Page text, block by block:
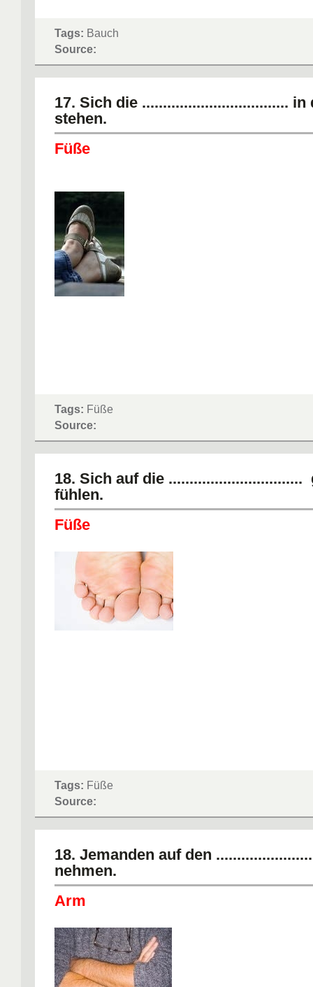
Tags: Bauch
Source:
17. Sich die ...................................
stehen.
Füße
Tags: Füße
Source:
18. Sich auf die ................................
fühlen.
Füße
Tags: Füße
Source:
18. Jemanden auf den
nehmen.
Arm